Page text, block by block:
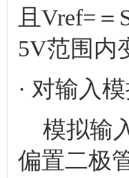
且Vref=
5V范围内
· 对输入
模拟输
偏置二极